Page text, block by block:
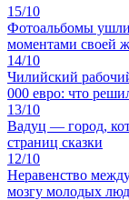
15/10
Фотоальбомы
моментами своей
14/10
Чилийский
000 евро: что
13/10
Вадуц — город,
страниц сказки
12/10
Неравенство
мозгу молодых